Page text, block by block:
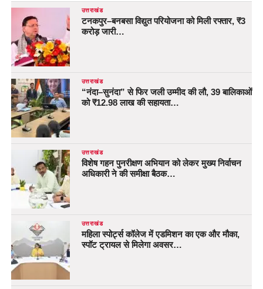
उत्तराखंड
टनकपुर–बनबसा विद्युत परियोजना को मिली रफ्तार, ₹3
करोड़ जारी…
उत्तराखंड
“नंदा–सुनंदा” से फिर जली उम्मीद की लौ, 39 बालिकाओं
को ₹12.98 लाख की सहायता…
उत्तराखंड
विशेष गहन पुनरीक्षण अभियान को लेकर मुख्य निर्वाचन
अधिकारी ने की समीक्षा बैठक…
उत्तराखंड
महिला स्पोर्ट्स कॉलेज में एडमिशन का एक और मौका,
स्पॉट ट्रायल से मिलेगा अवसर…